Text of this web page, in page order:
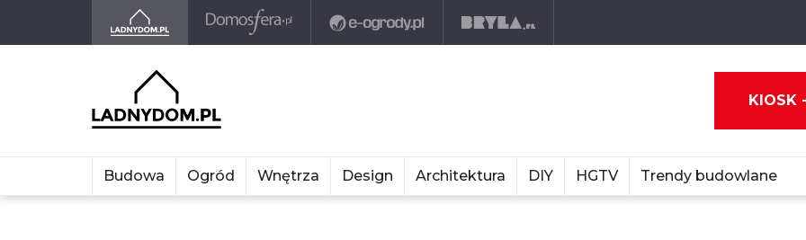
KIOSK
Budowa Ogród Wnętrza Design Architektura DIY HGTV Trendy budowlane